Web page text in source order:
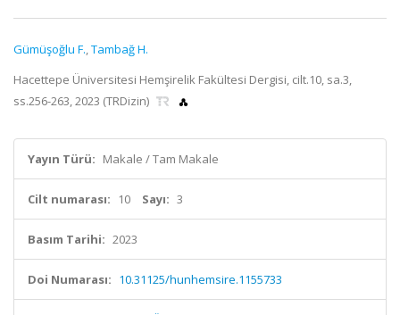
Gümüşoğlu F.,Tambağ H.
Hacettepe Üniversitesi Hemşirelik Fakültesi Dergisi, cilt.10, sa.3,
ss.256-263, 2023 (TRDizin)
Yayın Türü: Makale / Tam Makale
Cilt numarası: 10 Sayı: 3
Basım Tarihi: 2023
Doi Numarası: 10.31125/hunhemsire.1155733